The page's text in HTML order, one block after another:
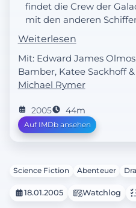
findet die Crew der
mit den anderen
verloren geglaubten
Weiterlesen
Mit: Edward James
Bamber, Katee Sackhoff
Michael Rymer
2005 44m
Auf IMDb ansehen
Science Fiction Abenteuer
18.01.2005 Watchlog